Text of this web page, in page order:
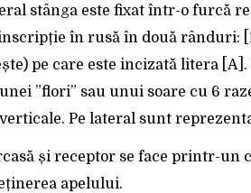
stânga este fixat într-o furcă
în rusă în două rânduri:
pe care este incizată litera
”flori” sau unui soare cu 6
Pe lateral sunt
și receptor se face printr-
apelului.